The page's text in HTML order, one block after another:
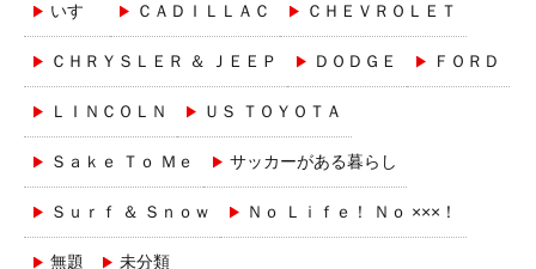
いすゞ ＣＡＤＩＬＬＡＣ ＣＨＥＶＲＯＬＥＴ
ＣＨＲＹＳＬＥＲ ＆ ＪＥＥＰ ＤＯＤＧＥ ＦＯＲＤ
ＬＩＮＣＯＬＮ ＵＳ ＴＯＹＯＴＡ
Ｓａｋｅ Ｔｏ Ｍｅ サッカーがある暮らし
Ｓｕｒｆ ＆ Ｓｎｏｗ Ｎｏ Ｌｉｆｅ！ Ｎｏ ×××！
無題 未分類